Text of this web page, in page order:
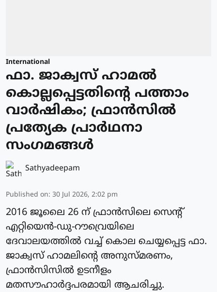
International
ഫാ. ജാക്വസ് ഹാമല്‍
കൊല്ലപ്പെട്ടതിന്റെ പത്താം
വാര്‍ഷികം; ഫ്രാന്‍സില്‍
പ്രത്യേക പ്രാർഥനാ
സംഗമങ്ങള്‍
Sathyadeepam
Published on: 30 Jul 2026, 2:02 pm
2016 ജൂലൈ 26 ന് ഫ്രാന്‍സിലെ സെന്റ്
എറ്റിയെന്‍-ഡു-റൗവ്രെയിലെ
ദേവാലയത്തില്‍ വച്ച് കൊല ചെയ്യപ്പെട്ട ഫാ.
ജാക്വസ് ഹാമലിന്റെ അനുസ്മരണം,
ഫ്രാന്‍സിസിൽ ഉടനീളം
മതസൗഹാര്‍ദ്ദപരമായി ആചരിച്ചു.